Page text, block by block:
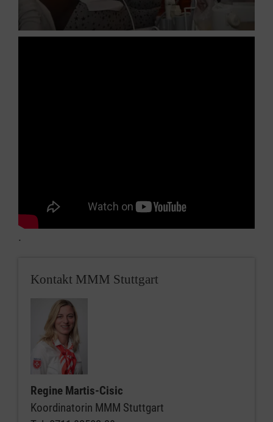
.
Kontakt MMM Stuttgart
Regine Martis-Cisic
Koordinatorin MMM Stuttgart